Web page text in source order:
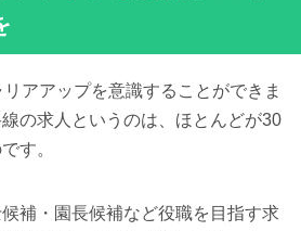
アアップを意識することができま
の求人というのは、ほとんどが30
す。
補・園長候補など役職を目指す求